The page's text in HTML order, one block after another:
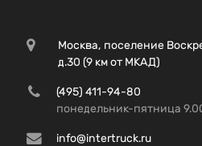
Москва, поселение
д.30 (9 км от МКАД)
(495) 411-94-80
понедельник-пятница
info@intertruck.ru